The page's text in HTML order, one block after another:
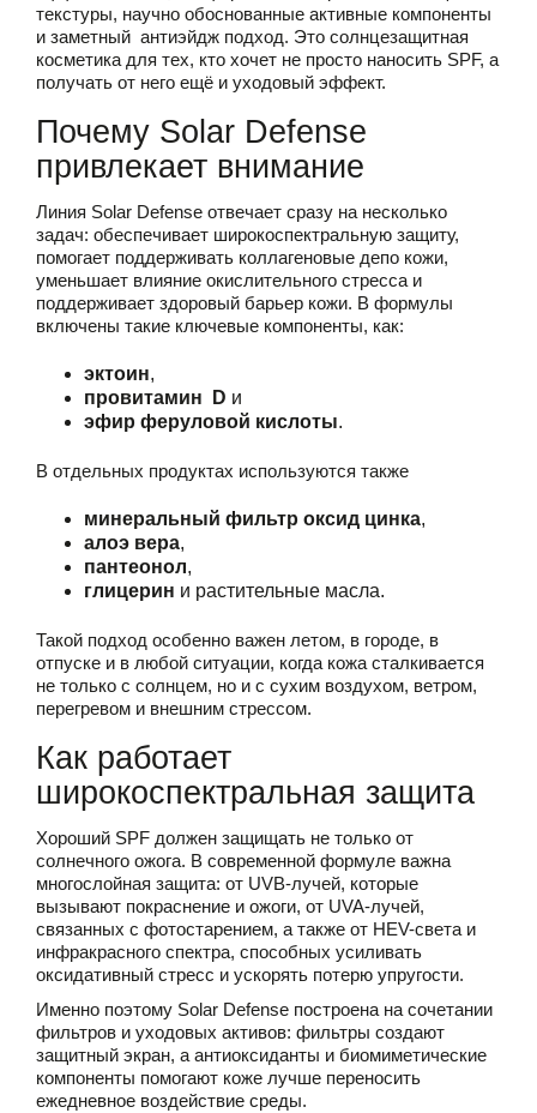
текстуры, научно обоснованные активные компоненты
и заметный антиэйдж подход. Это солнцезащитная
косметика для тех, кто хочет не просто наносить SPF, а
получать от него ещё и уходовый эффект.
Почему Solar Defense
привлекает внимание
Линия Solar Defense отвечает сразу на несколько
задач: обеспечивает широкоспектральную защиту,
помогает поддерживать коллагеновые депо кожи,
уменьшает влияние окислительного стресса и
поддерживает здоровый барьер кожи. В формулы
включены такие ключевые компоненты, как:
эктоин,
провитамин D и
эфир феруловой кислоты.
В отдельных продуктах используются также
минеральный фильтр оксид цинка,
алоэ вера,
пантеонол,
глицерин и растительные масла.
Такой подход особенно важен летом, в городе, в
отпуске и в любой ситуации, когда кожа сталкивается
не только с солнцем, но и с сухим воздухом, ветром,
перегревом и внешним стрессом.
Как работает
широкоспектральная защита
Хороший SPF должен защищать не только от
солнечного ожога. В современной формуле важна
многослойная защита: от UVB-лучей, которые
вызывают покраснение и ожоги, от UVA-лучей,
связанных с фотостарением, а также от HEV-света и
инфракрасного спектра, способных усиливать
оксидативный стресс и ускорять потерю упругости.
Именно поэтому Solar Defense построена на сочетании
фильтров и уходовых активов: фильтры создают
защитный экран, а антиоксиданты и биомиметические
компоненты помогают коже лучше переносить
ежедневное воздействие среды.